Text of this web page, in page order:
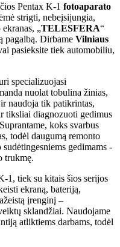
Pentax K-1 fotoaparato
strigti, nebeįsijungia,
„TELESFERA“
pagalbą. Dirbame Vilniaus
pasieksite tiek automobiliu,
specializuojasi
nuolat tobulina žinias,
naudoja tik patikrintas,
tiksliai diagnozuoti gedimus
koks svarbus
todėl daugumą remonto
sudėtingesniems gedimams -
trukmę.
1, tiek su kitais šios serijos
ekraną, bateriją,
įrenginį –
sklandžiai. Naudojame
atliktiems darbams, todėl